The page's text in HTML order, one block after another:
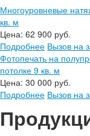
Многоуровневые
кв. м
Цена: 62 900 руб.
Подробнее Вызов на
Фотопечать на
потолке 9 кв. м
Цена: 30 000 руб.
Подробнее Вызов на